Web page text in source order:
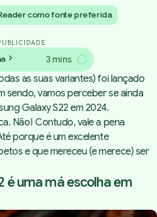
como fonte preferida
3 mins
as suas variantes) foi lançado
sendo, vamos perceber se ainda
Galaxy S22 em 2024.
Não! Contudo, vale a pena
porque é um excelente
e que mereceu (e merece) ser
é uma má escolha em